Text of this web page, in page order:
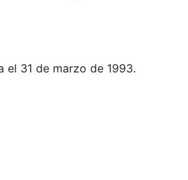
el 31 de marzo de 1993.